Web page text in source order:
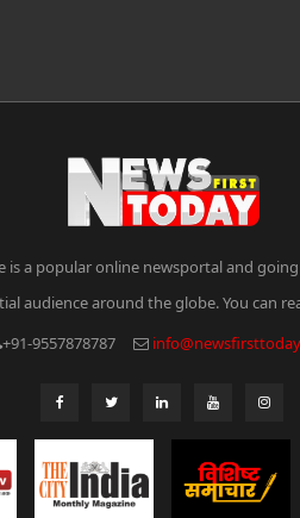
is a popular online newsportal and
audience around the globe. You can
+91-9557878787